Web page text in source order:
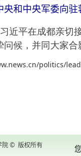
央和中央军委向
平在成都亲切接
问候，并同大家
politics/
院 © 版权所有